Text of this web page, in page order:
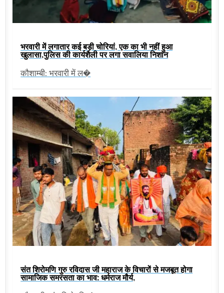
भरवारी में लगातार कई बड़ी चोरियां, एक का भी नहीं हुआ
खुलासा,पुलिस की कार्यशैली पर लगा सवालिया निशान
कौशाम्बी: भरवारी में ल�
संत शिरोमणि गुरु रविदास जी महाराज के विचारों से मजबूत होगा
सामाजिक समरसता का भाव: धर्मराज मौर्य,